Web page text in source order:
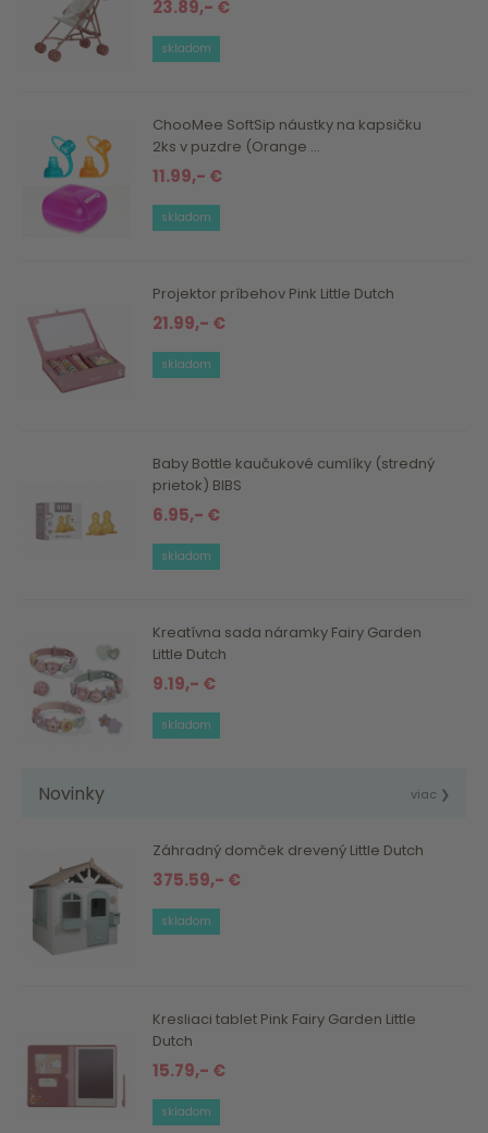
23.89,- €
skladom
ChooMee SoftSip náustky na kapsičku
2ks v puzdre (Orange ...
11.99,- €
skladom
Projektor príbehov Pink Little Dutch
21.99,- €
skladom
Baby Bottle kaučukové cumlíky (stredný
prietok) BIBS
6.95,- €
skladom
Kreatívna sada náramky Fairy Garden
Little Dutch
9.19,- €
skladom
Novinky viac ❯
Záhradný domček drevený Little Dutch
375.59,- €
skladom
Kresliaci tablet Pink Fairy Garden Little
Dutch
15.79,- €
skladom